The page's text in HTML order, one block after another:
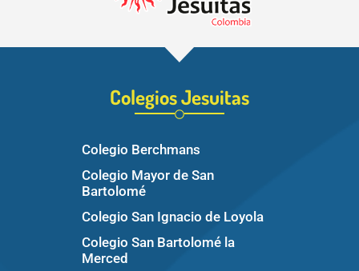
Colegios Jesuitas
Colegio Berchmans
Colegio Mayor de San
Bartolomé
Colegio San Ignacio de Loyola
Colegio San Bartolomé la
Merced